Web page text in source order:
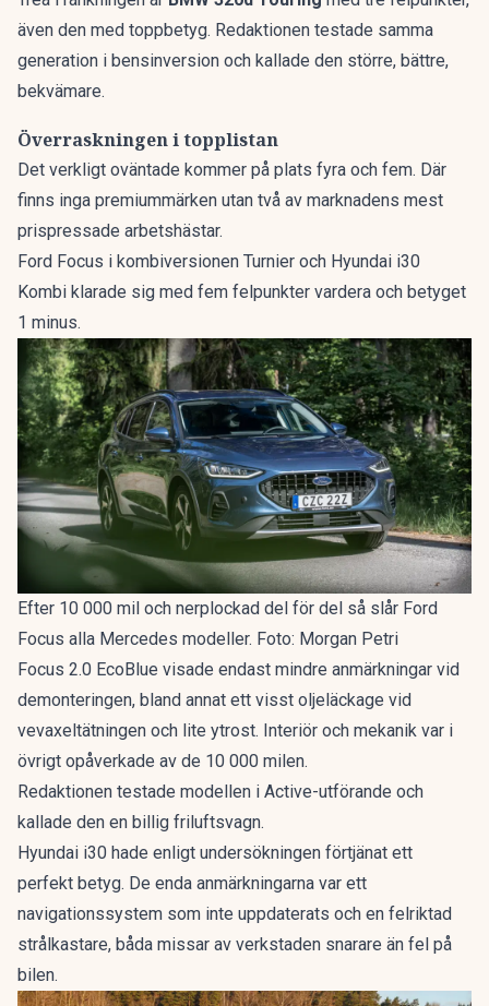
även den med toppbetyg. Redaktionen testade samma
generation i bensinversion och kallade den större, bättre,
bekvämare.
Överraskningen i topplistan
Det verkligt oväntade kommer på plats fyra och fem. Där
finns inga premiummärken utan två av marknadens mest
prispressade arbetshästar.
Ford Focus i kombiversionen Turnier och Hyundai i30
Kombi klarade sig med fem felpunkter vardera och betyget
1 minus.
Efter 10 000 mil och nerplockad del för del så slår Ford
Focus alla Mercedes modeller. Foto: Morgan Petri
Focus 2.0 EcoBlue visade endast mindre anmärkningar vid
demonteringen, bland annat ett visst oljeläckage vid
vevaxeltätningen och lite ytrost. Interiör och mekanik var i
övrigt opåverkade av de 10 000 milen.
Redaktionen testade modellen i Active-utförande och
kallade den en billig friluftsvagn.
Hyundai i30 hade enligt undersökningen förtjänat ett
perfekt betyg. De enda anmärkningarna var ett
navigationssystem som inte uppdaterats och en felriktad
strålkastare, båda missar av verkstaden snarare än fel på
bilen.